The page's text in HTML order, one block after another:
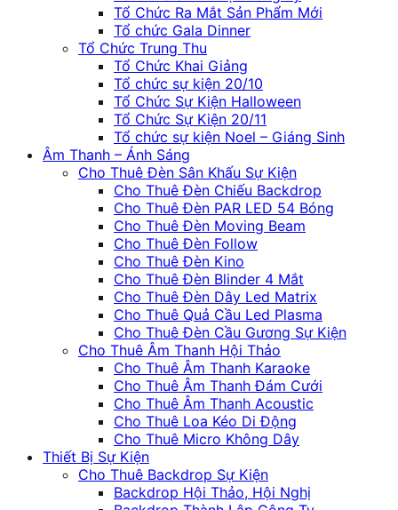
Tổ Chức Ra Mắt Sản Phẩm Mới
Tổ chức Gala Dinner
Tổ Chức Trung Thu
Tổ Chức Khai Giảng
Tổ chức sự kiện 20/10
Tổ Chức Sự Kiện Halloween
Tổ Chức Sự Kiện 20/11
Tổ chức sự kiện Noel – Giáng Sinh
Âm Thanh – Ánh Sáng
Cho Thuê Đèn Sân Khấu Sự Kiện
Cho Thuê Đèn Chiếu Backdrop
Cho Thuê Đèn PAR LED 54 Bóng
Cho Thuê Đèn Moving Beam
Cho Thuê Đèn Follow
Cho Thuê Đèn Kino
Cho Thuê Đèn Blinder 4 Mắt
Cho Thuê Đèn Dây Led Matrix
Cho Thuê Quả Cầu Led Plasma
Cho Thuê Đèn Cầu Gương Sự Kiện
Cho Thuê Âm Thanh Hội Thảo
Cho Thuê Âm Thanh Karaoke
Cho Thuê Âm Thanh Đám Cưới
Cho Thuê Âm Thanh Acoustic
Cho Thuê Loa Kéo Di Động
Cho Thuê Micro Không Dây
Thiết Bị Sự Kiện
Cho Thuê Backdrop Sự Kiện
Backdrop Hội Thảo, Hội Nghị